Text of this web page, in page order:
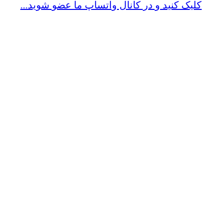
کلیک کنید و در کانال واتساپ ما عضو شوید...